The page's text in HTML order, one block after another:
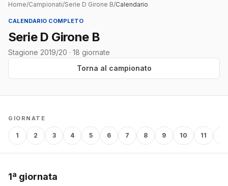
Home/Campionati/Serie D Girone B/Calendario
CALENDARIO COMPLETO
Serie D Girone B
Stagione 2019/20 · 18 giornate
Torna al campionato
GIORNATE
1 2 3 4 5 6 7 8 9 10 11
1ª giornata